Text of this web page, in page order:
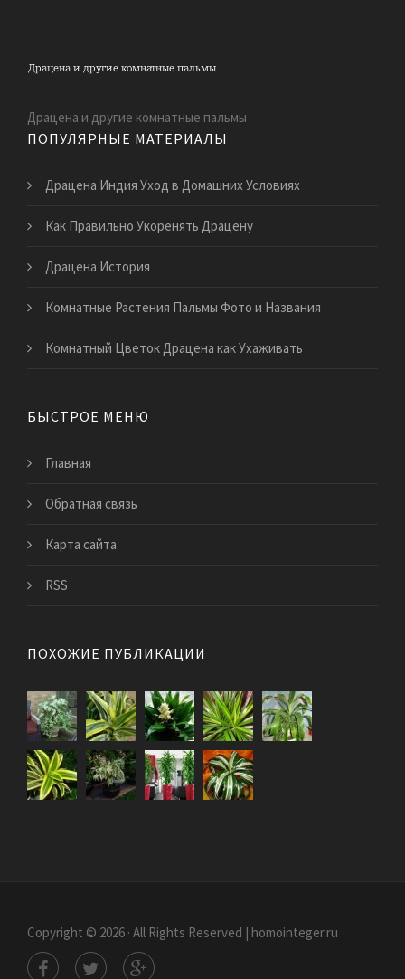
Драцена и другие комнатные пальмы
ПОПУЛЯРНЫЕ МАТЕРИАЛЫ
Драцена Индия Уход в Домашних Условиях
Как Правильно Укоренять Драцену
Драцена История
Комнатные Растения Пальмы Фото и Названия
Комнатный Цветок Драцена как Ухаживать
БЫСТРОЕ МЕНЮ
Главная
Обратная связь
Карта сайта
RSS
ПОХОЖИЕ ПУБЛИКАЦИИ
Copyright © 2026 · All Rights Reserved | homointeger.ru